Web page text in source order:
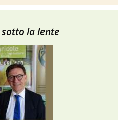
sotto la lente